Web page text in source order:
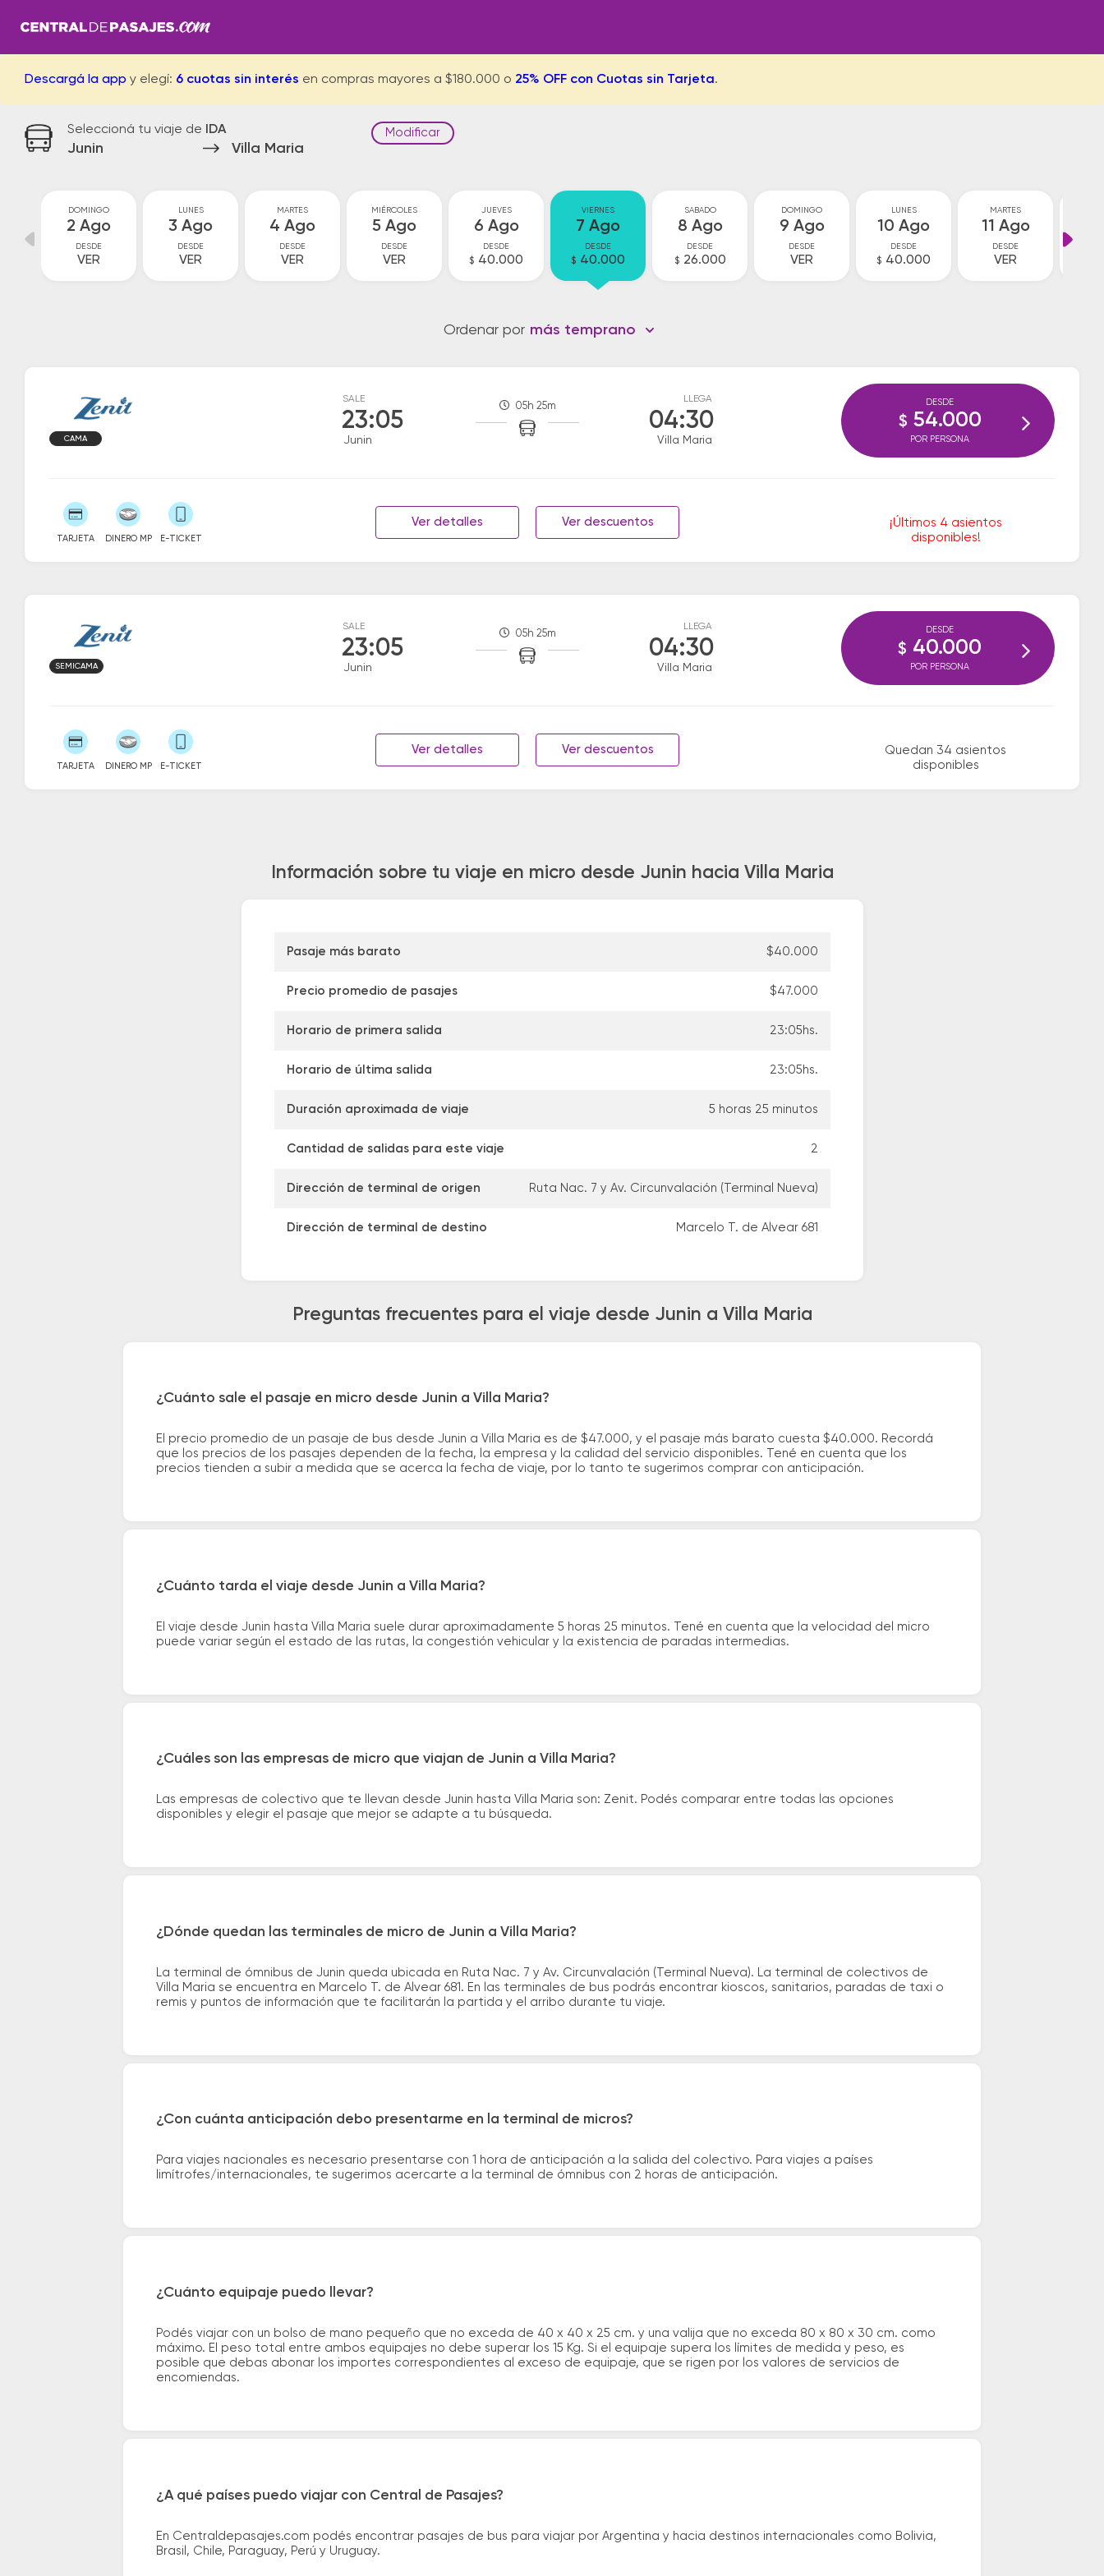
Descargá la app y elegí: 6 cuotas sin interés en compras mayores a $180.000 o 25% OFF con Cuotas sin Tarjeta.
Seleccioná tu viaje de IDA
Junin Villa Maria
Modificar
DOMINGO
2 Ago
DESDE
VER
LUNES
3 Ago
DESDE
VER
MARTES
4 Ago
DESDE
VER
MIÉRCOLES
5 Ago
DESDE
VER
JUEVES
6 Ago
DESDE
$ 40.000
VIERNES
7 Ago
DESDE
$ 40.000
SABADO
8 Ago
DESDE
$ 26.000
DOMINGO
9 Ago
DESDE
VER
LUNES
10 Ago
DESDE
$ 40.000
MARTES
11 Ago
DESDE
VER
Ordenar por más temprano
SALE
23:05
Junin
05h 25m
LLEGA
04:30
Villa Maria
CAMA
TARJETA DINERO MP E-TICKET
Ver detalles Ver descuentos
¡Últimos 4 asientos
disponibles!
DESDE
$ 54.000
POR PERSONA
SALE
23:05
Junin
05h 25m
LLEGA
04:30
Villa Maria
SEMICAMA
TARJETA DINERO MP E-TICKET
Ver detalles Ver descuentos
Quedan 34 asientos
disponibles
DESDE
$ 40.000
POR PERSONA
Información sobre tu viaje en micro desde Junin hacia Villa Maria
Pasaje más barato $40.000
Precio promedio de pasajes $47.000
Horario de primera salida 23:05hs.
Horario de última salida 23:05hs.
Duración aproximada de viaje 5 horas 25 minutos
Cantidad de salidas para este viaje 2
Dirección de terminal de origen Ruta Nac. 7 y Av. Circunvalación (Terminal Nueva)
Dirección de terminal de destino Marcelo T. de Alvear 681
Preguntas frecuentes para el viaje desde Junin a Villa Maria
¿Cuánto sale el pasaje en micro desde Junin a Villa Maria?
El precio promedio de un pasaje de bus desde Junin a Villa Maria es de $47.000, y el pasaje más barato cuesta $40.000. Recordá
que los precios de los pasajes dependen de la fecha, la empresa y la calidad del servicio disponibles. Tené en cuenta que los
precios tienden a subir a medida que se acerca la fecha de viaje, por lo tanto te sugerimos comprar con anticipación.
¿Cuánto tarda el viaje desde Junin a Villa Maria?
El viaje desde Junin hasta Villa Maria suele durar aproximadamente 5 horas 25 minutos. Tené en cuenta que la velocidad del micro
puede variar según el estado de las rutas, la congestión vehicular y la existencia de paradas intermedias.
¿Cuáles son las empresas de micro que viajan de Junin a Villa Maria?
Las empresas de colectivo que te llevan desde Junin hasta Villa Maria son: Zenit. Podés comparar entre todas las opciones
disponibles y elegir el pasaje que mejor se adapte a tu búsqueda.
¿Dónde quedan las terminales de micro de Junin a Villa Maria?
La terminal de ómnibus de Junin queda ubicada en Ruta Nac. 7 y Av. Circunvalación (Terminal Nueva). La terminal de colectivos de
Villa Maria se encuentra en Marcelo T. de Alvear 681. En las terminales de bus podrás encontrar kioscos, sanitarios, paradas de taxi o
remis y puntos de información que te facilitarán la partida y el arribo durante tu viaje.
¿Con cuánta anticipación debo presentarme en la terminal de micros?
Para viajes nacionales es necesario presentarse con 1 hora de anticipación a la salida del colectivo. Para viajes a países
limítrofes/internacionales, te sugerimos acercarte a la terminal de ómnibus con 2 horas de anticipación.
¿Cuánto equipaje puedo llevar?
Podés viajar con un bolso de mano pequeño que no exceda de 40 x 40 x 25 cm. y una valija que no exceda 80 x 80 x 30 cm. como
máximo. El peso total entre ambos equipajes no debe superar los 15 Kg. Si el equipaje supera los límites de medida y peso, es
posible que debas abonar los importes correspondientes al exceso de equipaje, que se rigen por los valores de servicios de
encomiendas.
¿A qué países puedo viajar con Central de Pasajes?
En Centraldepasajes.com podés encontrar pasajes de bus para viajar por Argentina y hacia destinos internacionales como Bolivia,
Brasil, Chile, Paraguay, Perú y Uruguay.